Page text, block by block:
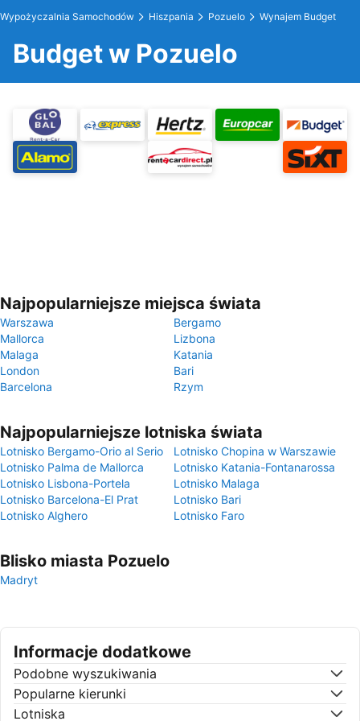
Wypożyczalnia Samochodów Hiszpania Pozuelo Wynajem Budget
Budget w Pozuelo
Najpopularniejsze miejsca świata
Warszawa
Bergamo
Mallorca
Lizbona
Malaga
Katania
London
Bari
Barcelona
Rzym
Najpopularniejsze lotniska świata
Lotnisko Bergamo-Orio al Serio
Lotnisko Chopina w Warszawie
Lotnisko Palma de Mallorca
Lotnisko Katania-Fontanarossa
Lotnisko Lisbona-Portela
Lotnisko Malaga
Lotnisko Barcelona-El Prat
Lotnisko Bari
Lotnisko Alghero
Lotnisko Faro
Blisko miasta Pozuelo
Madryt
Informacje dodatkowe
Podobne wyszukiwania
Popularne kierunki
Lotniska